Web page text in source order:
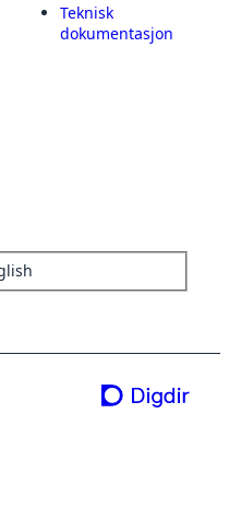
Teknisk
dokumentasjon